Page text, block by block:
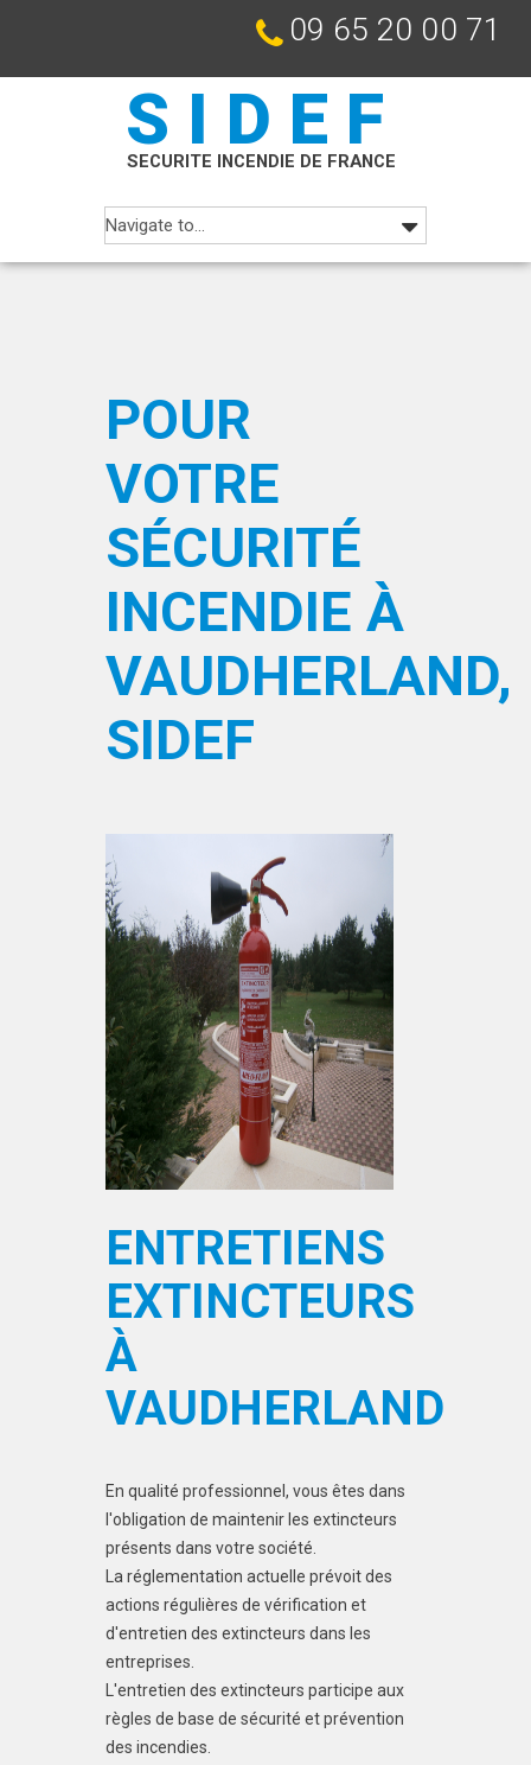
09 65 20 00 71
SIDEF
SECURITE INCENDIE DE FRANCE
POUR
VOTRE
SÉCURITÉ
INCENDIE À
VAUDHERLAND,
SIDEF
ENTRETIENS
EXTINCTEURS
À
VAUDHERLAND
En qualité professionnel, vous êtes dans
l'obligation de maintenir les extincteurs
présents dans votre société.
La réglementation actuelle prévoit des
actions régulières de vérification et
d'entretien des extincteurs dans les
entreprises.
L'entretien des extincteurs participe aux
règles de base de sécurité et prévention
des incendies.